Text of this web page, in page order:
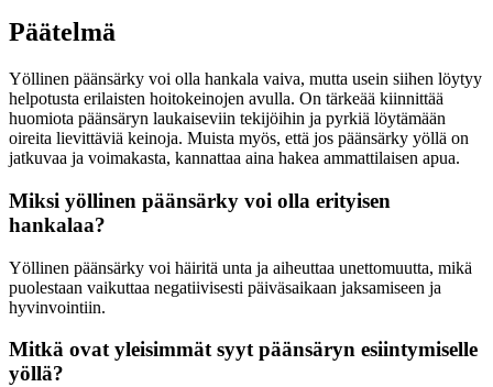
Päätelmä
Yöllinen päänsärky voi olla hankala vaiva, mutta usein siihen löytyy
helpotusta erilaisten hoitokeinojen avulla. On tärkeää kiinnittää
huomiota päänsäryn laukaiseviin tekijöihin ja pyrkiä löytämään
oireita lievittäviä keinoja. Muista myös, että jos päänsärky yöllä on
jatkuvaa ja voimakasta, kannattaa aina hakea ammattilaisen apua.
Miksi yöllinen päänsärky voi olla erityisen
hankalaa?
Yöllinen päänsärky voi häiritä unta ja aiheuttaa unettomuutta, mikä
puolestaan vaikuttaa negatiivisesti päiväsaikaan jaksamiseen ja
hyvinvointiin.
Mitkä ovat yleisimmät syyt päänsäryn esiintymiselle
yöllä?